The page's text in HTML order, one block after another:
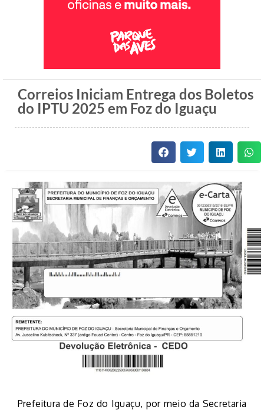
Correios Iniciam Entrega dos Boletos
do IPTU 2025 em Foz do Iguaçu
Prefeitura de Foz do Iguaçu, por meio da Secretaria